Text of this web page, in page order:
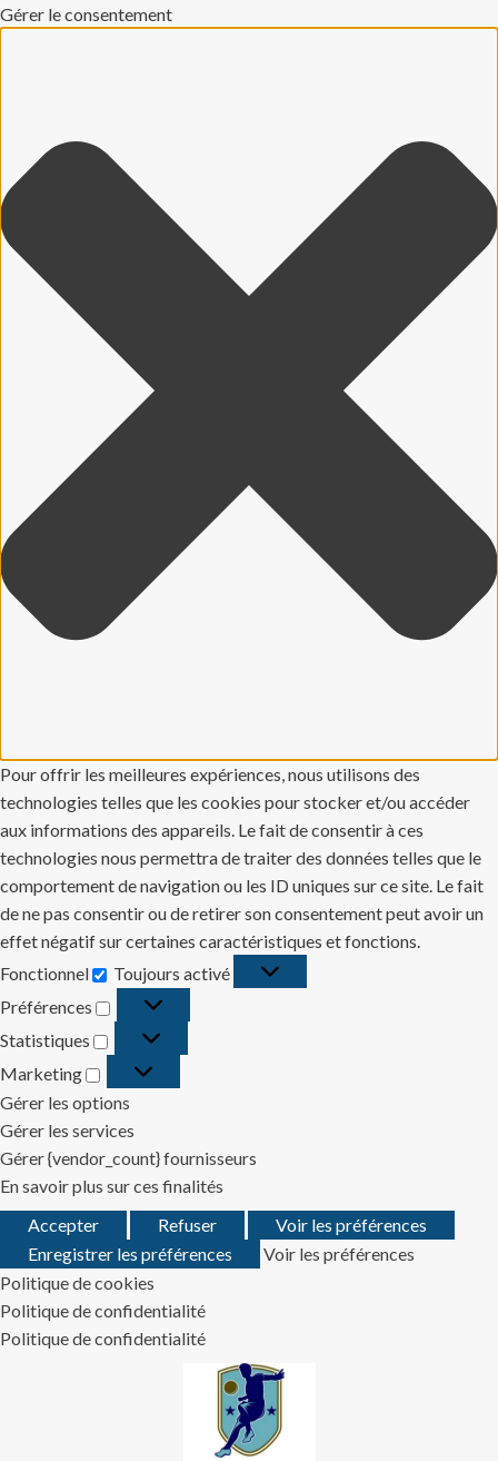
Gérer le consentement
Pour offrir les meilleures expériences, nous utilisons des
technologies telles que les cookies pour stocker et/ou accéder
aux informations des appareils. Le fait de consentir à ces
technologies nous permettra de traiter des données telles que le
comportement de navigation ou les ID uniques sur ce site. Le fait
de ne pas consentir ou de retirer son consentement peut avoir un
effet négatif sur certaines caractéristiques et fonctions.
Fonctionnel
Fonctionnel
Toujours activé
Préférences
Préférences
Statistiques
Statistiques
Marketing
Marketing
Gérer les options
Gérer les services
Gérer {vendor_count} fournisseurs
En savoir plus sur ces finalités
Accepter
Refuser
Voir les préférences
Enregistrer les préférences
Voir les préférences
Politique de cookies
Politique de confidentialité
Politique de confidentialité